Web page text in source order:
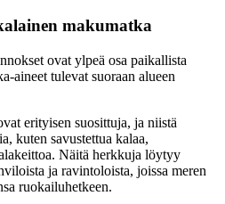
makumatka
ovat ylpeä osa paikallista
aineet tulevat suoraan alueen
erityisen suosittuja, ja niistä
kuten savustettua kalaa,
Näitä herkkuja löytyy
ja ravintoloista, joissa meren
ruokailuhetkeen.